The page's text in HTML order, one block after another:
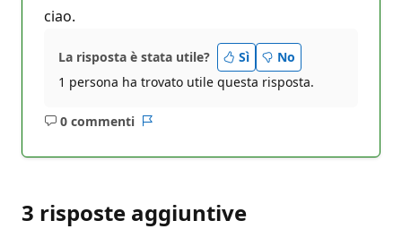
ciao.
La risposta è stata utile? Sì
No
1 persona ha trovato utile questa risposta.
0 commenti
Nessun
3 risposte aggiuntive